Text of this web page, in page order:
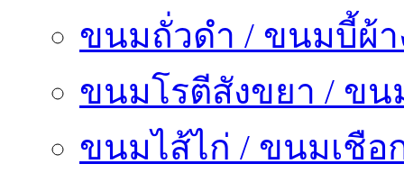
ขนมถั่วดำ / ขนมบี้ผ้า
ขนมโรตีสังขยา / ขน
ขนมไส้ไก่ / ขนมเชือ